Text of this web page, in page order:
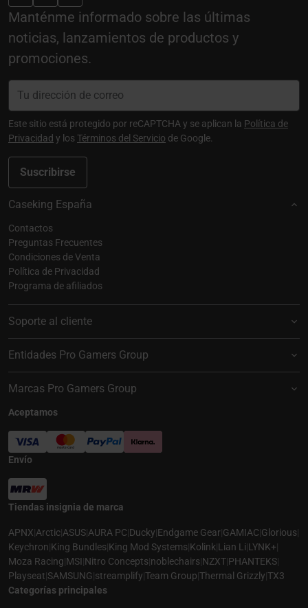
Manténme informado sobre las últimas
noticias, lanzamientos de productos y
promociones.
Suscribirse
Este sitio está protegido por reCAPTCHA y se aplican la Política de
Privacidad y losTérminos del Servicio de Google.
Caseking España
Contactos
Preguntas Frecuentes
Condiciones de Venta
Política de Privacidad
Programa de afiliados
Soporte al cliente
Entidades Pro Gamers Group
Marcas Pro Gamers Group
Aceptamos
Envío
Tiendas insignia de marca
APNX|Arctic|ASUS|AURA PC|Ducky|Endgame Gear|GAMIAC|Glorious|
Keychron|King Bundles|King Mod Systems|Kolink|Lian Li|LYNK+|
Moza Racing|MSI|Nitro Concepts|noblechairs|NZXT|PHANTEKS|
Playseat|SAMSUNG|streamplify|Team Group|Thermal Grizzly|TX3
Categorías principales